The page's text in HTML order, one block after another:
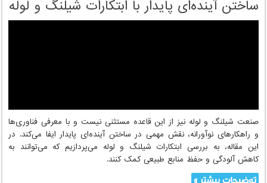
ساختن آینده‌ای پایدار با ابتکارات شیلنگ و لوله